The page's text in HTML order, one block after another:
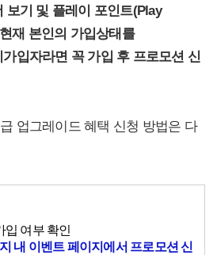
보기 및 플레이 포인트(Play
재 본인의 가입상태를
입자라면 꼭 가입 후 프로모션 신
업그레이드 혜택 신청 방법은 다
입 여부 확인
내 이벤트 페이지에서 프로모션 신